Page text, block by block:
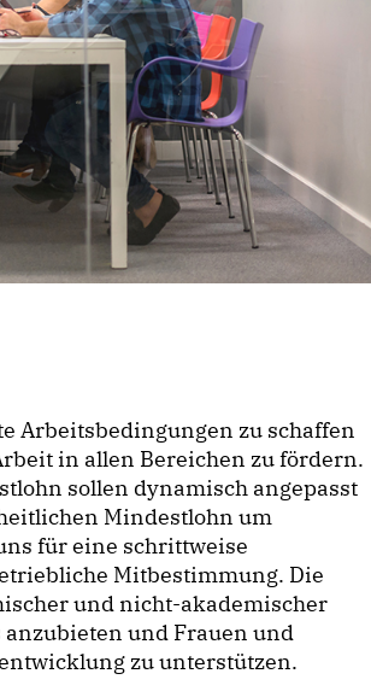
Arbeitsbedingungen zu schaffen
in allen Bereichen zu fördern.
sollen dynamisch angepasst
Mindestlohn um
für eine schrittweise
Mitbestimmung. Die
und nicht-akademischer
und Frauen und
zu unterstützen.